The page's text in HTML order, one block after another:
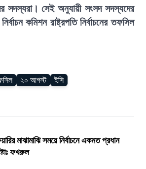
সদস্যরা। সেই অনুযায়ী সংসদ সদস্যদের
কমিশন রাষ্ট্রপতি নির্বাচনের তফসিল
২০ আগস্ট ইসি
মাঝামাঝি সময়ে নির্বাচনে একমত প্রধান
ফখরুল